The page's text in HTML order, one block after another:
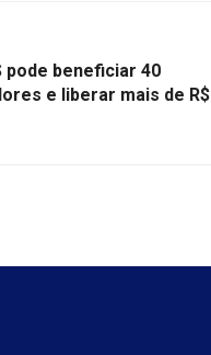
pode beneficiar 40
e liberar mais de R$